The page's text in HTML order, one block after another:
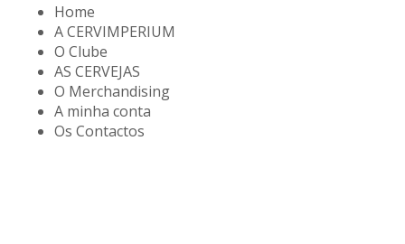
Home
A CERVIMPERIUM
O Clube
AS CERVEJAS
O Merchandising
A minha conta
Os Contactos